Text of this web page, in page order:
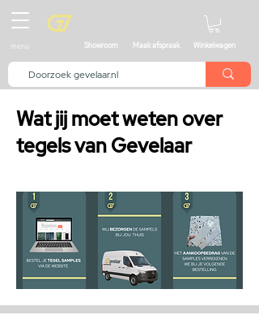
menu Showroom Maak afspraak Winkelwagen
Wat jij moet weten over
tegels van Gevelaar